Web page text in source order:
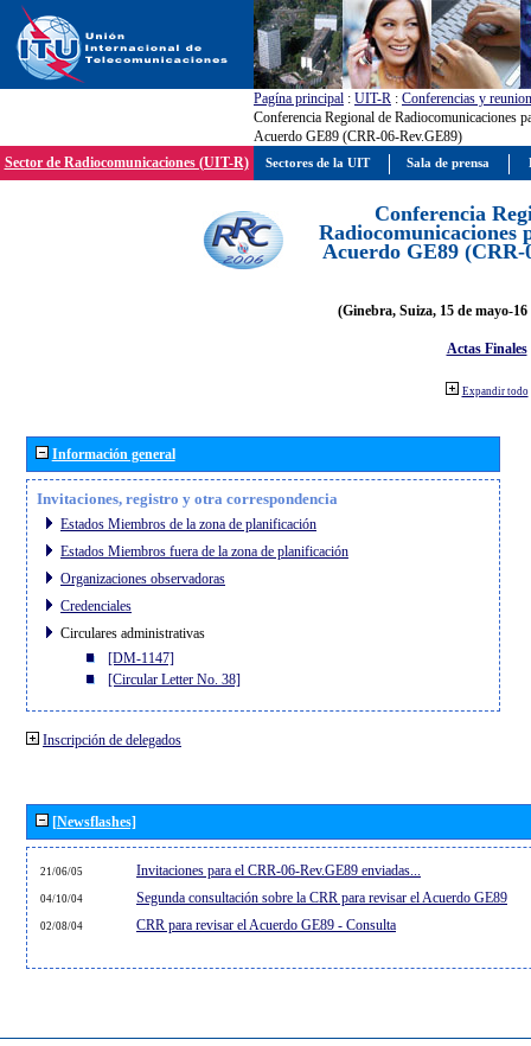
Pagína principal : UIT-R : Conferencias y
Conferencia Regional de Radiocomunicaciones
Acuerdo GE89 (CRR-06-Rev.GE89)
Sector de Radiocomunicaciones (UIT-R)
Conferencia
Radiocomunicaciones
Acuerdo GE89 (CRR-
(Ginebra, Suiza, 15 de mayo-
Actas Finales
Expandir todo
Información general
Invitaciones, registro y otra correspondencia
Estados Miembros de la zona de planificación
Estados Miembros fuera de la zona de planificación
Organizaciones observadoras
Credenciales
Circulares administrativas
[DM-1147]
[Circular Letter No. 38]
Inscripción de delegados
[Newsflashes]
21/06/05 Invitaciones para el CRR-06-Rev.GE89 enviadas...
04/10/04 Segunda consultación sobre la CRR para revisar el Acuerdo GE89
02/08/04 CRR para revisar el Acuerdo GE89 - Consulta
Sectores de la UIT Sala de prensa